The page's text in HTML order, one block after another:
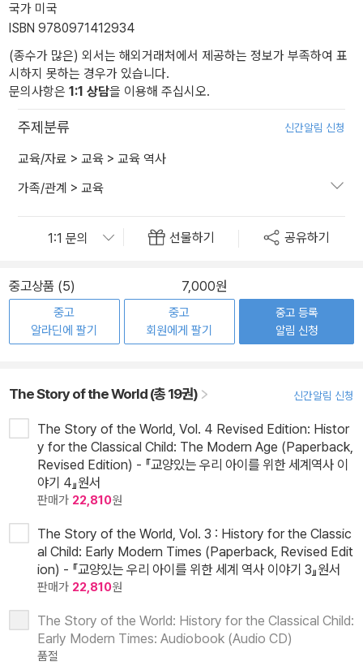
국가 미국
ISBN 9780971412934
(종수가 많은) 외서는 해외거래처에서 제공하는 정보가 부족하여 표
시하지 못하는 경우가 있습니다.
문의사항은 1:1 상담을 이용해 주십시오.
주제분류 신간알림 신청
교육/자료 > 교육 > 교육 역사
가족/관계 > 교육
선물하기 공유하기
중고상품 (5) 7,000원
중고
알라딘에 팔기
중고
회원에게 팔기
중고 등록
알림 신청
The Story of the World (총 19권) 신간알림 신청
The Story of the World, Vol. 4 Revised Edition: Histor
y for the Classical Child: The Modern Age (Paperback,
Revised Edition) - 『교양있는 우리 아이를 위한 세계역사 이
야기 4』원서
판매가 22,810원
The Story of the World, Vol. 3 : History for the Classic
al Child: Early Modern Times (Paperback, Revised Edit
ion) - 『교양있는 우리 아이를 위한 세계 역사 이야기 3』원서
판매가 22,810원
The Story of the World: History for the Classical Child:
Early Modern Times: Audiobook (Audio CD)
품절